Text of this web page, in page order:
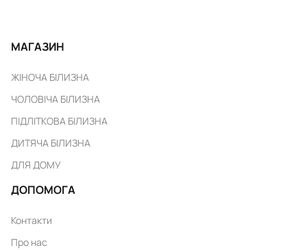
МАГАЗИН
ЖІНОЧА БІЛИЗНА
ЧОЛОВІЧА БІЛИЗНА
ПІДЛІТКОВА БІЛИЗНА
ДИТЯЧА БІЛИЗНА
ДЛЯ ДОМУ
ДОПОМОГА
Контакти
Про нас